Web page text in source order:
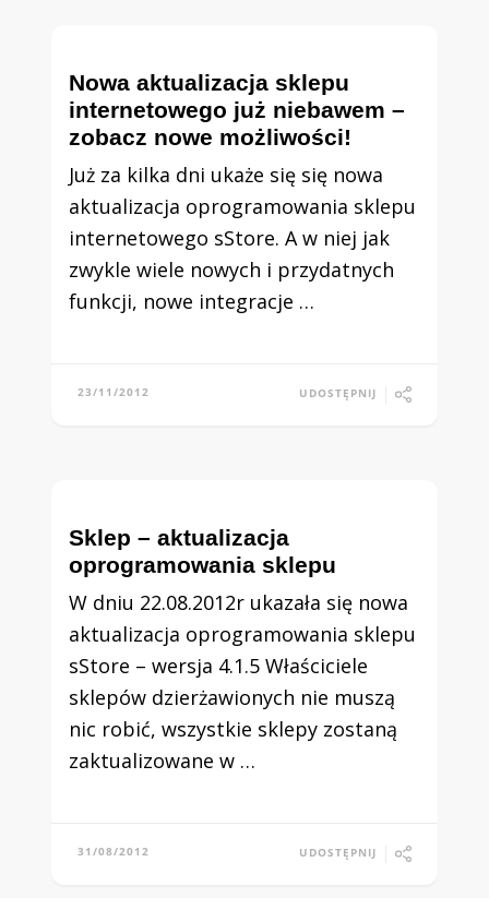
Nowa aktualizacja sklepu
internetowego już niebawem –
zobacz nowe możliwości!
Już za kilka dni ukaże się się nowa
aktualizacja oprogramowania sklepu
internetowego sStore. A w niej jak
zwykle wiele nowych i przydatnych
funkcji, nowe integracje …
23/11/2012 UDOSTĘPNIJ
Sklep – aktualizacja
oprogramowania sklepu
W dniu 22.08.2012r ukazała się nowa
aktualizacja oprogramowania sklepu
sStore – wersja 4.1.5 Właściciele
sklepów dzierżawionych nie muszą
nic robić, wszystkie sklepy zostaną
zaktualizowane w …
31/08/2012 UDOSTĘPNIJ